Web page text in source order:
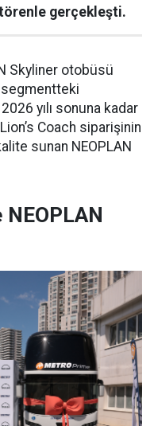
gerçekleşti.
Skyliner otobüsü
yılı sonuna kadar
Coach siparişinin
sunan NEOPLAN